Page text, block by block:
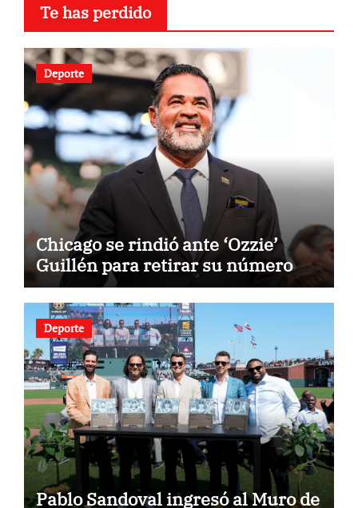
Te has perdido
Deporte
Chicago se rindió ante ‘Ozzie’
Guillén para retirar su número
Deporte
Pablo Sandoval ingresó al Muro de